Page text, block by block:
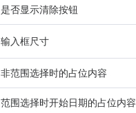
是否显示清除按钮
输入框尺寸
非范围选择时的占位内容
范围选择时开始日期的占位内容